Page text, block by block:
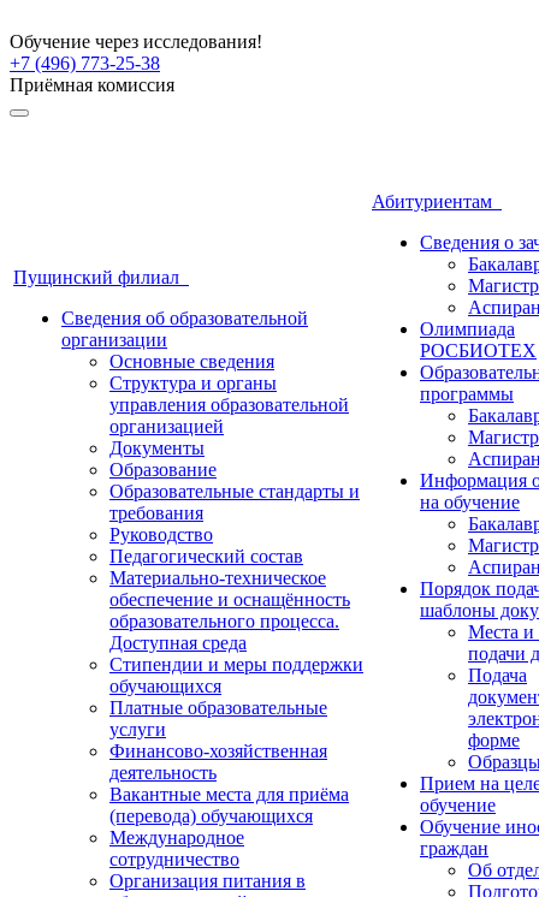
Обучение через исследования!
+7 (496) 773-25-38
Приёмная комиссия
Пущинский филиал
Сведения об образовательной
организации
Основные сведения
Структура и органы
управления образовательной
организацией
Документы
Образование
Образовательные стандарты и
требования
Руководство
Педагогический состав
Материально-техническое
обеспечение и оснащённость
образовательного процесса.
Доступная среда
Стипендии и меры поддержки
обучающихся
Платные образовательные
услуги
Финансово-хозяйственная
деятельность
Вакантные места для приёма
(перевода) обучающихся
Международное
сотрудничество
Организация питания в
Абитуриентам
Сведения о
Олимпиада
РОСБИОТЕХ
программы
Информация
на обучение
Порядок
шаблоны
Места и
подачи
Подача
форме
Прием на
обучение
Обучение
граждан
Об